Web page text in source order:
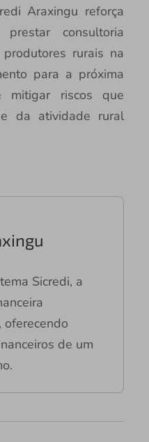
Araxingu reforça
consultoria
rurais na
para a próxima
mitigar riscos que
da atividade rural
Sicredi, a
oferecendo
de um